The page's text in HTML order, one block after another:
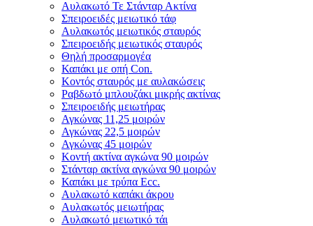
Αυλακωτό Τε Στάνταρ Ακτίνα
Σπειροειδές μειωτικό τάφ
Αυλακωτός μειωτικός σταυρός
Σπειροειδής μειωτικός σταυρός
Θηλή προσαρμογέα
Καπάκι με οπή Con.
Κοντός σταυρός με αυλακώσεις
Ραβδωτό μπλουζάκι μικρής ακτίνας
Σπειροειδής μειωτήρας
Αγκώνας 11,25 μοιρών
Αγκώνας 22,5 μοιρών
Αγκώνας 45 μοιρών
Κοντή ακτίνα αγκώνα 90 μοιρών
Στάνταρ ακτίνα αγκώνα 90 μοιρών
Καπάκι με τρύπα Ecc.
Αυλακωτό καπάκι άκρου
Αυλακωτός μειωτήρας
Αυλακωτό μειωτικό τάι